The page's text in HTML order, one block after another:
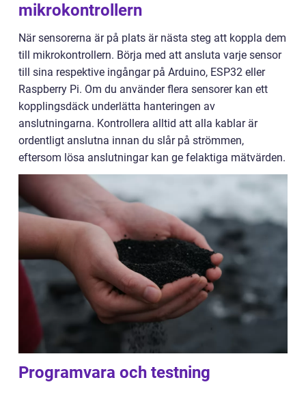
mikrokontrollern
När sensorerna är på plats är nästa steg att koppla dem
till mikrokontrollern. Börja med att ansluta varje sensor
till sina respektive ingångar på Arduino, ESP32 eller
Raspberry Pi. Om du använder flera sensorer kan ett
kopplingsdäck underlätta hanteringen av
anslutningarna. Kontrollera alltid att alla kablar är
ordentligt anslutna innan du slår på strömmen,
eftersom lösa anslutningar kan ge felaktiga mätvärden.
Programvara och testning